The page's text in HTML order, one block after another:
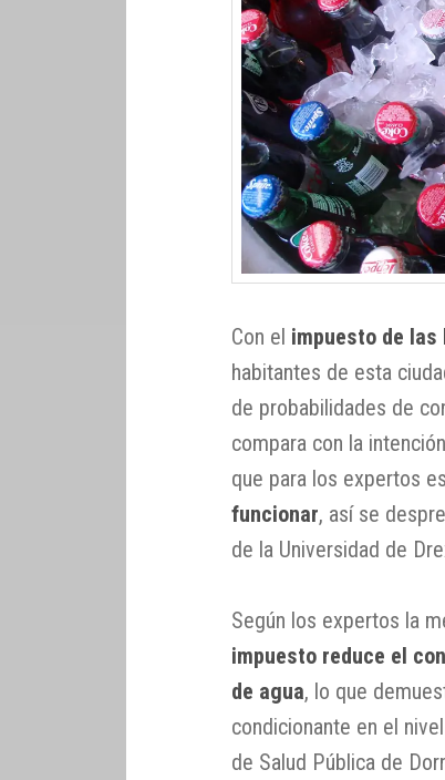
Con el impuesto de las
habitantes de esta
de probabilidades de
compara con la
que para los expertos
funcionar, así se
de la Universidad de
Según los expertos la
impuesto reduce el
de agua, lo que
condicionante en el
de Salud Pública de